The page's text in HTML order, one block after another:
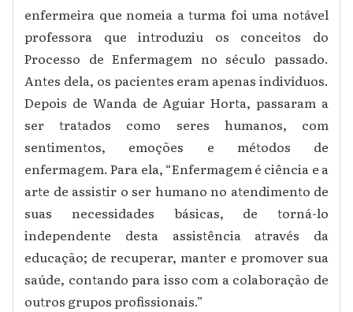
enfermeira que nomeia a turma foi uma notável
professora que introduziu os conceitos do
Processo de Enfermagem no século passado.
Antes dela, os pacientes eram apenas indivíduos.
Depois de Wanda de Aguiar Horta, passaram a
ser tratados como seres humanos, com
sentimentos, emoções e métodos de
enfermagem. Para ela, “Enfermagem é ciência e a
arte de assistir o ser humano no atendimento de
suas necessidades básicas, de torná-lo
independente desta assistência através da
educação; de recuperar, manter e promover sua
saúde, contando para isso com a colaboração de
outros grupos profissionais.”